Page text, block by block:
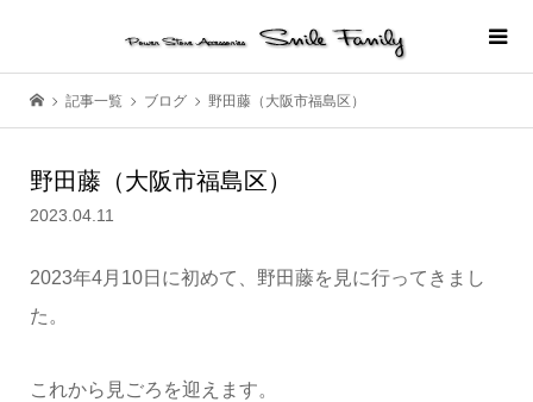
記事一覧 ブログ 野田藤（大阪市福島区）
野田藤（大阪市福島区）
2023.04.11
2023年4月10日に初めて、野田藤を見に行ってきまし
た。
これから見ごろを迎えます。